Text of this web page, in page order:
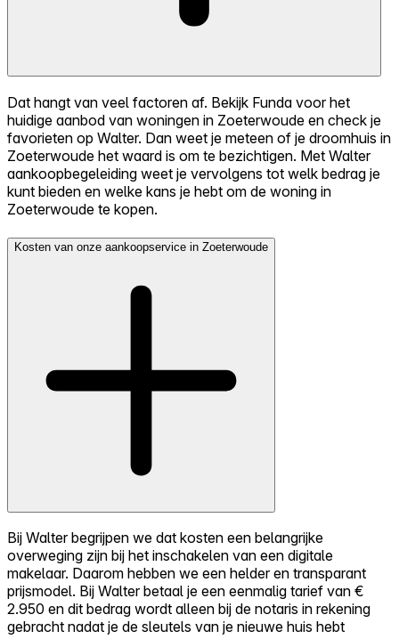
Dat hangt van veel factoren af. Bekijk Funda voor het
huidige aanbod van woningen in Zoeterwoude en check je
favorieten op Walter. Dan weet je meteen of je droomhuis in
Zoeterwoude het waard is om te bezichtigen. Met Walter
aankoopbegeleiding weet je vervolgens tot welk bedrag je
kunt bieden en welke kans je hebt om de woning in
Zoeterwoude te kopen.
Kosten van onze aankoopservice in Zoeterwoude
Bij Walter begrijpen we dat kosten een belangrijke
overweging zijn bij het inschakelen van een digitale
makelaar. Daarom hebben we een helder en transparant
prijsmodel. Bij Walter betaal je een eenmalig tarief van €
2.950 en dit bedrag wordt alleen bij de notaris in rekening
gebracht nadat je de sleutels van je nieuwe huis hebt